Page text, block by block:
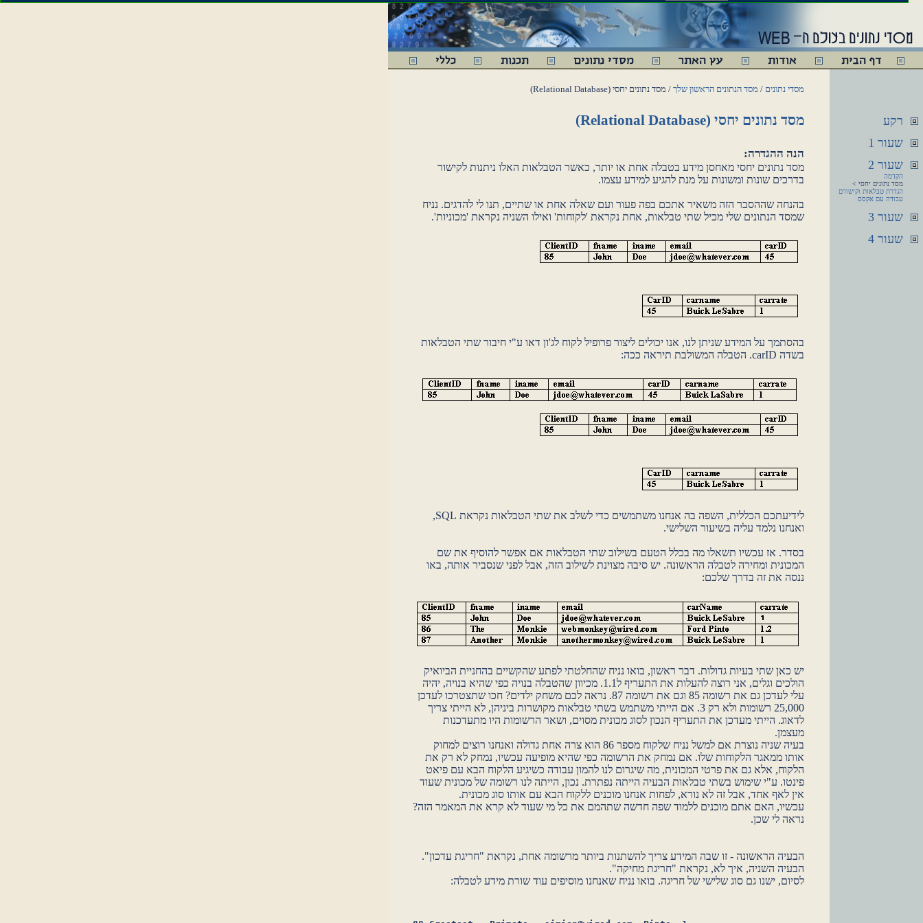
מסדי נתונים / מסד הנתונים הראשון שלך / מסד נתונים יחסי (Relational Database)
מסד נתונים יחסי (Relational Database)
הנה ההגדרה:
מסד נתונים יחסי מאחסן מידע בטבלה אחת או יותר, כאשר הטבלאות האלו ניתנות לקישור
בדרכים שונות ומשונות על מנת להגיע למידע עצמו.
בהנחה שההסבר הזה משאיר אתכם בפה פעור ועם שאלה אחת או שתיים, תנו לי להדגים. נניח
שמסד הנתונים שלי מכיל שתי טבלאות, אחת נקראת 'לקוחות' ואילו השניה נקראת 'מכוניות'.
בהסתמך על המידע שניתן לנו, אנו יכולים ליצור פרופיל לקוח לג'ון דאו ע"י חיבור שתי הטבלאות
בשדה carID. הטבלה המשולבת תיראה ככה:
לידיעתכם הכללית, השפה בה אנחנו משתמשים כדי לשלב את שתי הטבלאות נקראת SQL,
ואנחנו נלמד עליה בשיעור השלישי.
בסדר. אז עכשיו תשאלו מה בכלל הטעם בשילוב שתי הטבלאות אם אפשר להוסיף את שם
המכונית ומחירה לטבלה הראשונה. יש סיבה מצוינת לשילוב הזה, אבל לפני שנסביר אותה, באו
ננסה את זה בדרך שלכם:
יש כאן שתי בעיות גדולות. דבר ראשון, בואו נניח שהחלטתי לפתע שהקשיים בהחניית הביואיק
הולכים וגלים, אני רוצה להעלות את התעריף ל1.1. מכיוון שהטבלה בנויה כפי שהיא בנויה, יהיה
עלי לעדכן גם את רשומה 85 וגם את רשומה 87. נראה לכם משחק ילדים? חכו שתצטרכו לעדכן
25,000 רשומות ולא רק 3. אם הייתי משתמש בשתי טבלאות מקושרות ביניהן, לא הייתי צריך
לדאוג. הייתי מעדכן את התעריף הנכון לסוג מכונית מסוים, ושאר הרשומות היו מתעדכנות
מעצמן.
בעיה שניה נוצרת אם למשל נניח שלקוח מספר 86 הוא צרה אחת גדולה ואנחנו רוצים למחוק
אותו ממאגר הלקוחות שלו. אם נמחק את הרשומה כפי שהיא מופיעה עכשיו, נמחק לא רק את
הלקוח, אלא גם את פרטי המכונית, מה שיגרום לנו להמון עבודה כשיגיע הלקוח הבא עם פיאט
פינטו. ע"י שימוש בשתי טבלאות הבעיה הייתה נפתרת. נכון, הייתה לנו רשומה של מכונית שעוד
אין לאף אחד, אבל זה לא נורא, לפחות אנחנו מוכנים ללקוח הבא עם אותו סוג מכונית.
עכשיו, האם אתם מוכנים ללמוד שפה חדשה שתהמם את כל מי שעוד לא קרא את המאמר הזה?
נראה לי שכן.
הבעיה הראשונה - זו שבה המידע צריך להשתנות ביותר מרשומה אחת, נקראת "חריגת עדכון".
הבעיה השניה, איך לא, נקראת "חריגת מחיקה".
לסיום, ישנו גם סוג שלישי של חריגה. בואו נניח שאנחנו מוסיפים עוד שורת מידע לטבלה:
רקע
שעור 1
שעור 2
הקדמה
מסד נתונים יחסי >
הגדרת טבלאות וקישורם
עבודה עם אקסס
שעור 3
שעור 4